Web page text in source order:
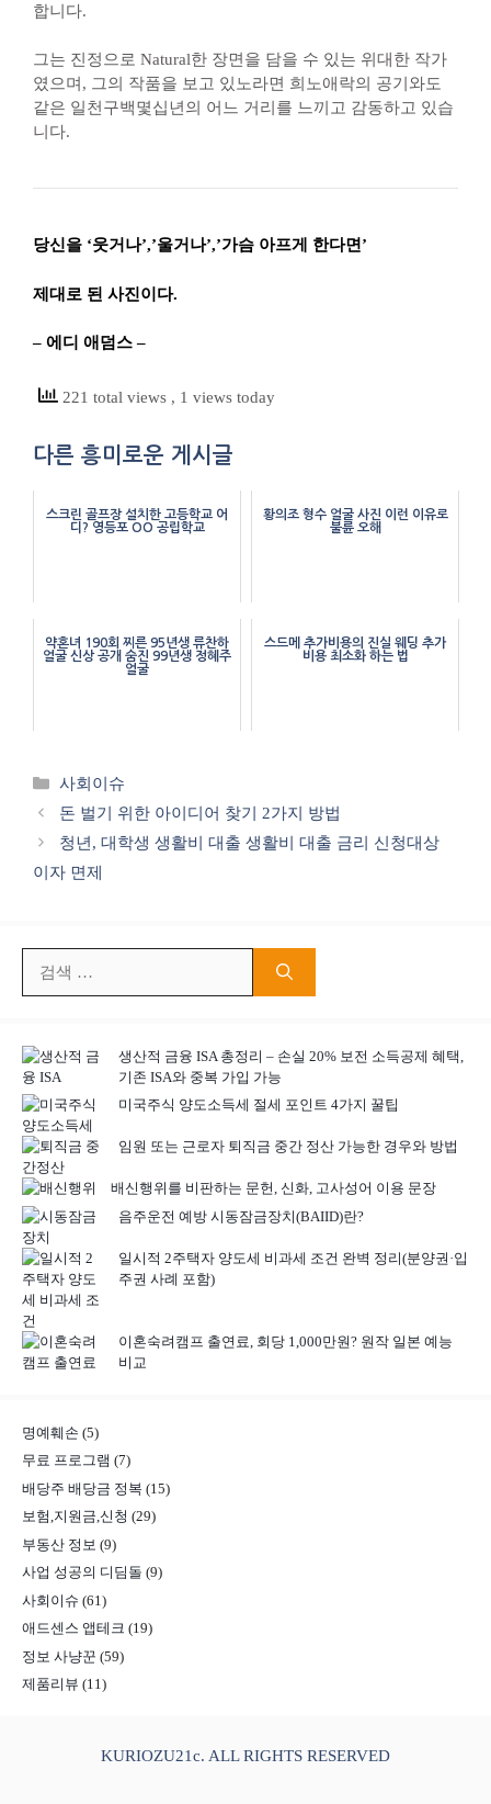
합니다.
그는 진정으로 Natural한 장면을 담을 수 있는 위대한 작가
였으며, 그의 작품을 보고 있노라면 희노애락의 공기와도
같은 일천구백몇십년의 어느 거리를 느끼고 감동하고 있습
니다.
당신을 ‘웃거나’,’울거나’,’가슴 아프게 한다면’
제대로 된 사진이다.
– 에디 애덤스 –
221 total views , 1 views today
다른 흥미로운 게시글
스크린 골프장 설치한 고등학교 어
디? 영등포 OO 공립학교
황의조 형수 얼굴 사진 이런 이유로
불륜 오해
약혼녀 190회 찌른 95년생 류찬하
얼굴 신상 공개 숨진 99년생 정혜주
얼굴
스드메 추가비용의 진실 웨딩 추가
비용 최소화 하는 법
카
테
리
사회이슈
돈 벌기 위한 아이디어 찾기 2가지 방법
청년, 대학생 생활비 대출 생활비 대출 금리 신청대상
이자 면제
생산적 금융 ISA 총정리 – 손실 20% 보전 소득공제 혜택,
기존 ISA와 중복 가입 가능
미국주식 양도소득세 절세 포인트 4가지 꿀팁
임원 또는 근로자 퇴직금 중간 정산 가능한 경우와 방법
배신행위를 비판하는 문헌, 신화, 고사성어 이용 문장
음주운전 예방 시동잠금장치(BAIID)란?
일시적 2주택자 양도세 비과세 조건 완벽 정리(분양권·입
주권 사례 포함)
이혼숙려캠프 출연료, 회당 1,000만원? 원작 일본 예능
비교
명예훼손 (5)
무료 프로그램 (7)
배당주 배당금 정복 (15)
보험,지원금,신청 (29)
부동산 정보 (9)
사업 성공의 디딤돌 (9)
사회이슈 (61)
애드센스 앱테크 (19)
정보 사냥꾼 (59)
제품리뷰 (11)
KURIOZU21c. ALL RIGHTS RESERVED